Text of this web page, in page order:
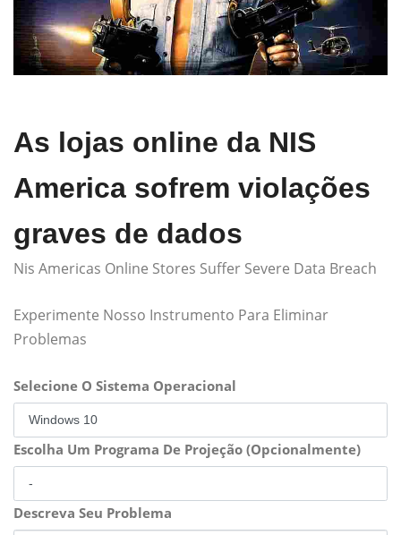
As lojas online da NIS
America sofrem violações
graves de dados
Nis Americas Online Stores Suffer Severe Data Breach
Experimente Nosso Instrumento Para Eliminar
Problemas
Selecione O Sistema Operacional
Escolha Um Programa De Projeção (Opcionalmente)
Descreva Seu Problema